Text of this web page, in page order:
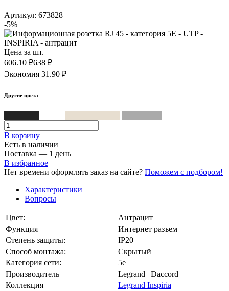
Артикул: 673828
-5%
Цена за шт.
606.10 ₽638 ₽
Экономия 31.90 ₽
Другие цвета
В корзинy
Есть в наличии
Поставка — 1 день
В избранное
Нет времени оформлять заказ на сайте? Поможем с подбором!
Характеристики
Вопросы
Цвет:
Антрацит
Функция
Интернет разъем
Степень защиты:
IP20
Способ монтажа:
Скрытый
Категория сети:
5e
Производитель
Legrand | Daccord
Коллекция
Legrand Inspiria